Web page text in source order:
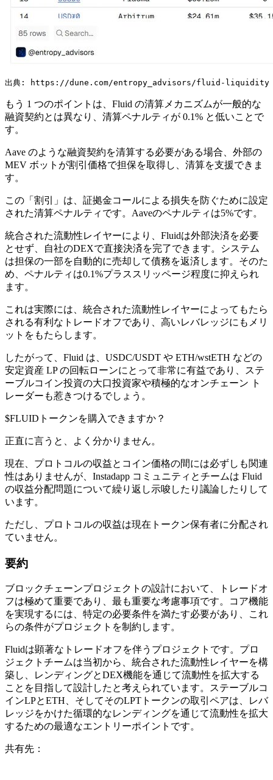
出典: https://dune.com/entropy_advisors/fluid-liquidity
もう 1 つのポイントは、Fluid の清算メカニズムが一般的な
融資契約とは異なり、清算ペナルティが 0.1% と低いことで
す。
Aave のような融資契約を清算する必要がある場合、外部の
MEV ボットが割引価格で担保を取得し、清算を支援できま
す。
この「割引」は、証拠金コールによる損失を防ぐために設定
された清算ペナルティです。Aaveのペナルティは5%です。
統合された流動性レイヤーにより、Fluidは外部決済を必要
とせず、自社のDEXで直接決済を完了できます。システム
は担保の一部を自動的に売却して債務を返済します。そのた
め、ペナルティは0.1%プラススリッページ程度に抑えられ
ます。
これは実際には、統合された流動性レイヤーによってもたら
される有利なトレードオフであり、高いレバレッジにもメリ
ットをもたらします。
したがって、Fluid は、USDC/USDT や ETH/wstETH などの
安定資産 LP の回転ローンにとって非常に有益であり、ステ
ーブルコイン投資の大口投資家や積極的なオンチェーン ト
レーダーも惹きつけるでしょう。
$FLUIDトークンを購入できますか？
正直に言うと、よく分かりません。
現在、プロトコルの収益とコイン価格の間には必ずしも関連
性はありませんが、Instadapp コミュニティとチームは Fluid
の収益分配問題について繰り返し示唆したり議論したりして
います。
ただし、プロトコルの収益は現在トークン保有者に分配され
ていません。
要約
ブロックチェーンプロジェクトの設計において、トレードオ
フは極めて重要であり、最も重要な考慮事項です。コア機能
を実現するには、特定の必要条件を満たす必要があり、これ
らの条件がプロジェクトを制約します。
Fluidは顕著なトレードオフを伴うプロジェクトです。プロ
ジェクトチームは当初から、統合された流動性レイヤーを構
築し、レンディングとDEX機能を通じて流動性を拡大する
ことを目指して設計したと考えられています。ステーブルコ
インLPとETH、そしてそのLPTトークンの取引ペアは、レバ
レッジをかけた循環的なレンディングを通じて流動性を拡大
するための最適なエントリーポイントです。
共有先：